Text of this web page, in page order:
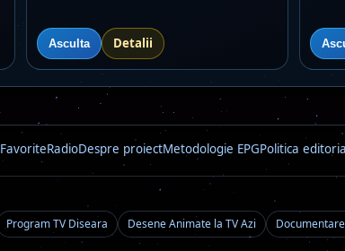
Asculta Detalii
FavoriteRadioDespre proiectMetodologie EPGPolitica
Program TV Diseara Desene Animate la TV Azi